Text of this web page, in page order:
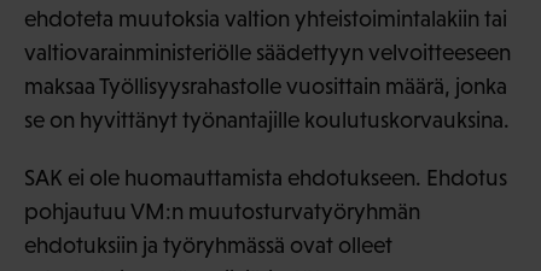
ehdoteta muutoksia valtion yhteistoimintalakiin tai
valtiovarainministeriölle säädettyyn velvoitteeseen
maksaa Työllisyysrahastolle vuosittain määrä, jonka
se on hyvittänyt työnantajille koulutuskorvauksina.
SAK ei ole huomauttamista ehdotukseen. Ehdotus
pohjautuu VM:n muutosturvatyöryhmän
ehdotuksiin ja työryhmässä ovat olleet